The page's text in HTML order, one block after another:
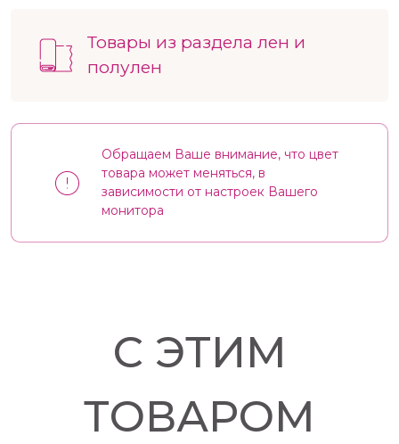
Товары из раздела лен и
полулен
Обращаем Ваше внимание, что цвет
товара может меняться, в
зависимости от настроек Вашего
монитора
С ЭТИМ
ТОВАРОМ